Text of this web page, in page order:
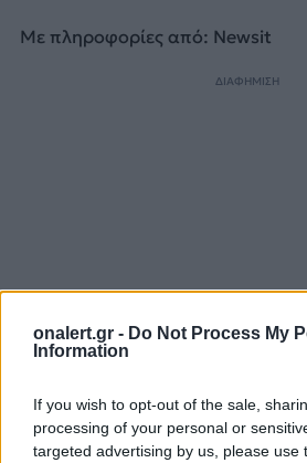
onalert.gr - Do Not Process My
Information
If you wish to opt-out of the sale,
processing of your personal or
targeted advertising by us, please use
Με πληροφορίες από: Newsit
ΔΙΑΦΗΜΙΣΗ
NATO ΓΡΟΙΛΑΝΔΙΑ ΙΡΑΝ